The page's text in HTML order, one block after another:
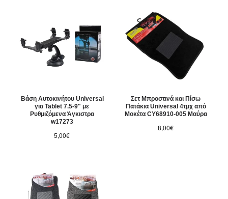
Βάση Αυτοκινήτου Universal
για Tablet 7.5-9" με
Ρυθμιζόμενα Άγκιστρα
w17273
5,00€
Σετ Μπροστινά και Πίσω
Πατάκια Universal 4τμχ από
Μοκέτα CY68910-005 Μαύρα
8,00€